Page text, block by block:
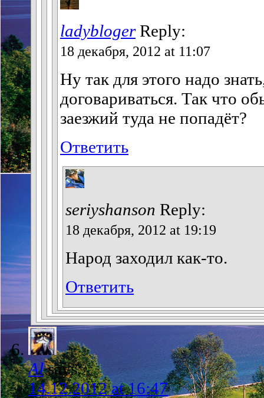
ladyblogerReply:
18 декабря, 2012 at 11:07
Ну так для этого надо
договариваться. Так что
заезжий туда не попадёт?
Ответить
seriyshanson Reply:
18 декабря, 2012 at 19:19
Народ заходил как-то.
Ответить
Al says:
14.12.2012 at 16:47